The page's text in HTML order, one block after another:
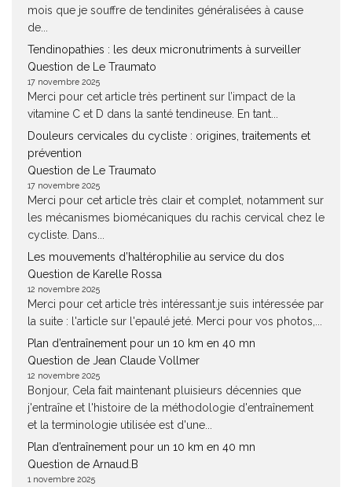
mois que je souffre de tendinites généralisées à cause
de...
Tendinopathies : les deux micronutriments à surveiller
Question de Le Traumato
17 novembre 2025
Merci pour cet article très pertinent sur l’impact de la
vitamine C et D dans la santé tendineuse. En tant...
Douleurs cervicales du cycliste : origines, traitements et
prévention
Question de Le Traumato
17 novembre 2025
Merci pour cet article très clair et complet, notamment sur
les mécanismes biomécaniques du rachis cervical chez le
cycliste. Dans...
Les mouvements d’haltérophilie au service du dos
Question de Karelle Rossa
12 novembre 2025
Merci pour cet article très intéressant.je suis intéressée par
la suite : l'article sur l'epaulé jeté. Merci pour vos photos,...
Plan d’entraînement pour un 10 km en 40 mn
Question de Jean Claude Vollmer
12 novembre 2025
Bonjour, Cela fait maintenant pluisieurs décennies que
j'entraîne et l'histoire de la méthodologie d'entraînement
et la terminologie utilisée est d'une...
Plan d’entraînement pour un 10 km en 40 mn
Question de Arnaud.B
1 novembre 2025